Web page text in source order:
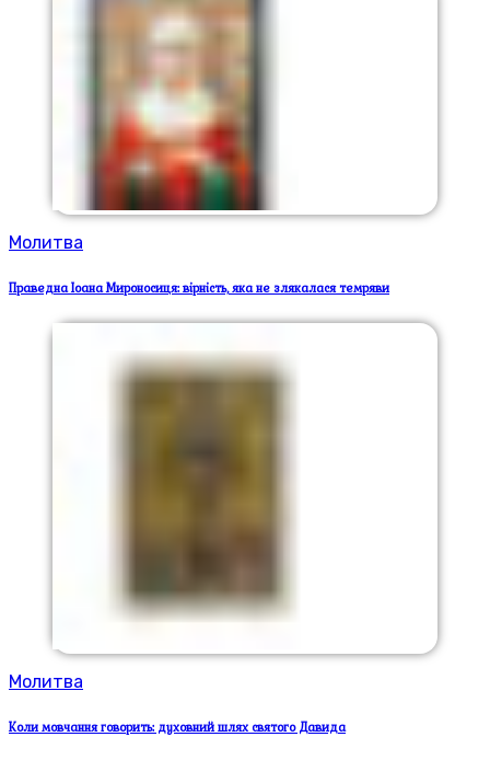
Молитва
Праведна Іоана Мироносиця: вірність, яка не злякалася темряви
Молитва
Коли мовчання говорить: духовний шлях святого Давида